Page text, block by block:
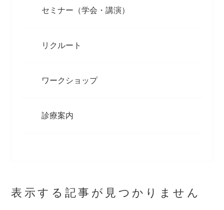
セミナー（学会・講演）
リクルート
ワークショップ
診療案内
表示する記事が見つかりません